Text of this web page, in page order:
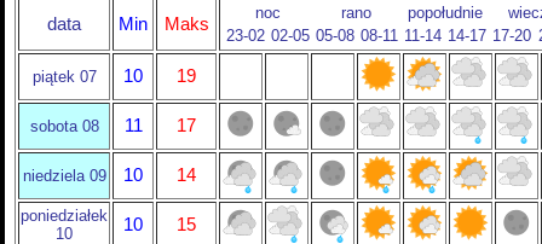
data Min Maks
noc rano popołudnie
23-02 02-05 05-08 08-11 11-14 14-17 17-20
piątek 07 10 19
sobota 08 11 17
niedziela 09 10 14
poniedziałek
10
10 15